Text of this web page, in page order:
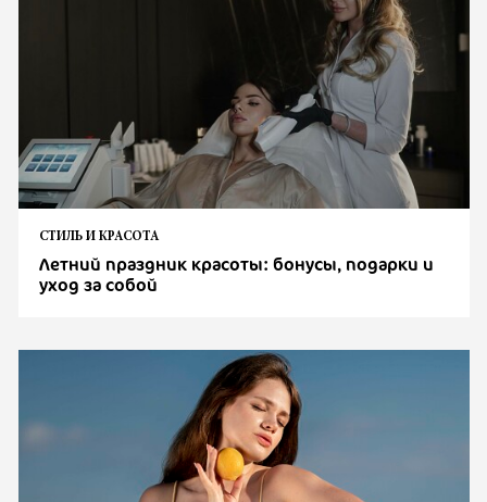
СТИЛЬ И КРАСОТА
Летний праздник красоты: бонусы, подарки и
уход за собой